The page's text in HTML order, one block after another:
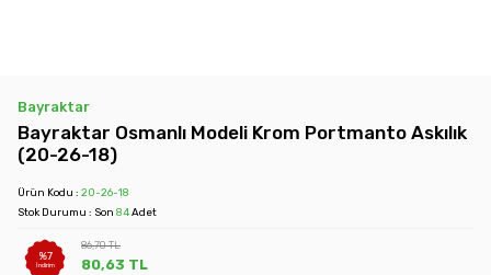
Bayraktar
Bayraktar Osmanlı Modeli Krom Portmanto Askılık
(20-26-18)
Ürün Kodu : 20-26-18
Stok Durumu : Son 84Adet
%7
İndirim
86,70TL
80,63 TL